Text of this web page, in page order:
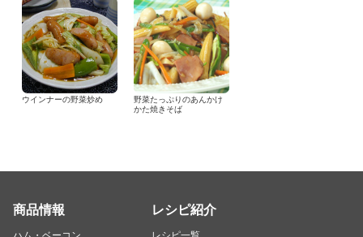
ウインナーの野菜炒め
野菜たっぷりのあんかけ
かた焼きそば
商品情報 レシピ紹介